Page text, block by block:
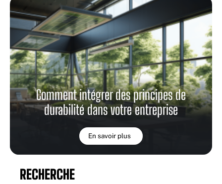
Comment intégrer des principes de
durabilité dans votre entreprise
En savoir plus
RECHERCHE